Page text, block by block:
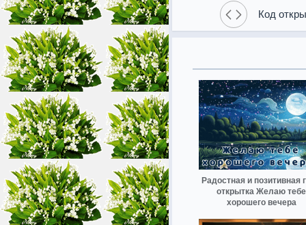
Код
Радостная и позитивная
открытка Желаю тебе
хорошего вечера